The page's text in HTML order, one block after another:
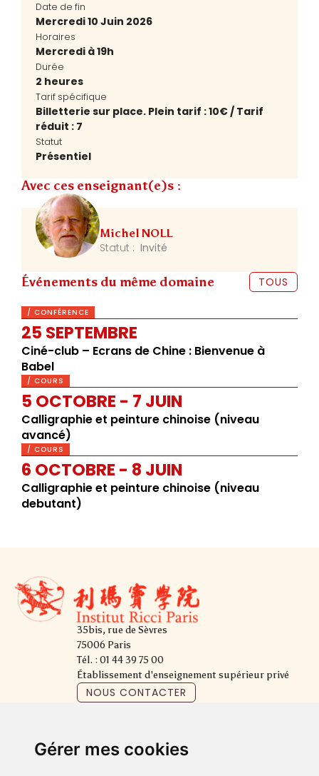
Gérer mes cookies
Date de fin
Mercredi 10 Juin 2026
Horaires
Mercredi à 19h
Durée
2 heures
Tarif spécifique
Billetterie sur place. Plein tarif : 10€ / Tarif
réduit : 7
Statut
Présentiel
Avec ces enseignant(e)s :
Michel NOLL
Statut : Invité
Événements du même domaine TOUS
/ CONFÉRENCE
25 SEPTEMBRE
Ciné-club – Ecrans de Chine : Bienvenue à
Babel
/ COURS
5 OCTOBRE - 7 JUIN
Calligraphie et peinture chinoise (niveau
avancé)
/ COURS
6 OCTOBRE - 8 JUIN
Calligraphie et peinture chinoise (niveau
debutant)
35bis, rue de Sèvres
75006 Paris
Tél. : 01 44 39 75 00
Établissement d'enseignement supérieur privé
NOUS CONTACTER